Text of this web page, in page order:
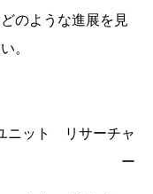
のような進展を見
。
ニット リサーチャ
ー